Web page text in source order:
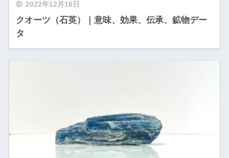
2022年12月16日
クオーツ（石英）｜意味、効果、伝承、鉱物デー
タ